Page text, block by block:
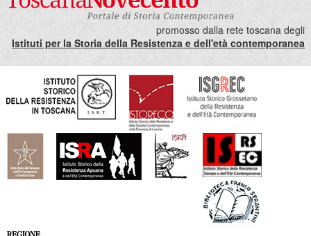
promosso dalla rete toscana degli
Istituti per la Storia della Resistenza e dell'età contemporanea